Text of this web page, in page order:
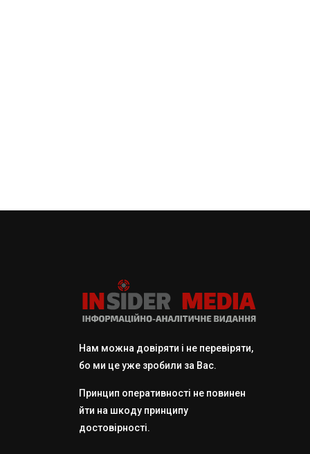
Нам можна довіряти і не перевіряти,
бо ми це уже зробили за Вас.
Принцип оперативності не повинен
йти на шкоду принципу
достовірності.